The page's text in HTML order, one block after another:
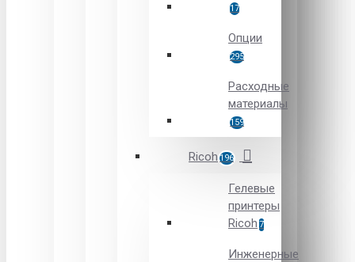
17
Опции
295
Расходные
материалы
159
Ricoh 196
Гелевые
принтеры
Ricoh 7
Инженерные